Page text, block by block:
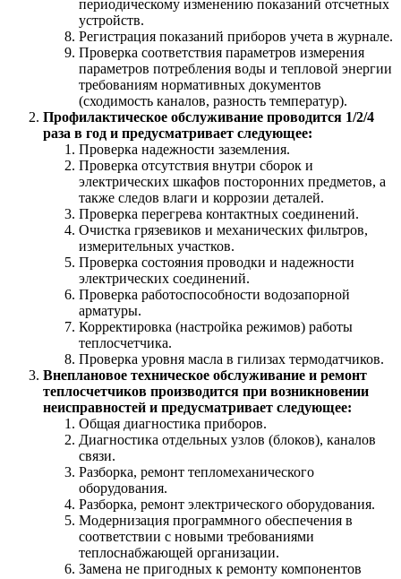
периодическому изменению показаний отсчетных
устройств.
Регистрация показаний приборов учета в журнале.
Проверка соответствия параметров измерения
параметров потребления воды и тепловой энергии
требованиям нормативных документов
(сходимость каналов, разность температур).
Профилактическое обслуживание проводится 1/2/4
раза в год и предусматривает следующее:
Проверка надежности заземления.
Проверка отсутствия внутри сборок и
электрических шкафов посторонних предметов, а
также следов влаги и коррозии деталей.
Проверка перегрева контактных соединений.
Очистка грязевиков и механических фильтров,
измерительных участков.
Проверка состояния проводки и надежности
электрических соединений.
Проверка работоспособности водозапорной
арматуры.
Корректировка (настройка режимов) работы
теплосчетчика.
Проверка уровня масла в гилизах термодатчиков.
Внеплановое техническое обслуживание и ремонт
теплосчетчиков производится при возникновении
неисправностей и предусматривает следующее:
Общая диагностика приборов.
Диагностика отдельных узлов (блоков), каналов
связи.
Разборка, ремонт тепломеханического
оборудования.
Разборка, ремонт электрического оборудования.
Модернизация программного обеспечения в
соответствии с новыми требованиями
теплоснабжающей организации.
Замена не пригодных к ремонту компонентов